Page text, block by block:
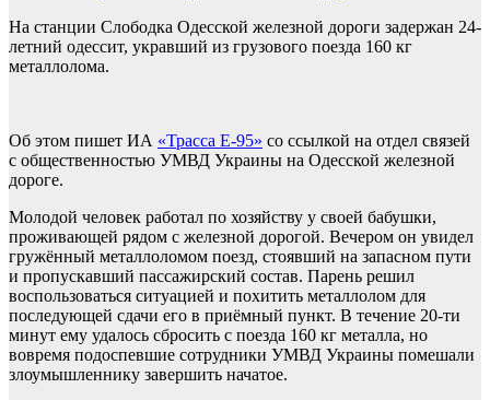
На станции Слободка Одесской железной дороги задержан 24-
летний одессит, укравший из грузового поезда 160 кг
металлолома.
Об этом пишет ИА «Трасса Е-95» со ссылкой на отдел связей
с общественностью УМВД Украины на Одесской железной
дороге.
Молодой человек работал по хозяйству у своей бабушки,
проживающей рядом с железной дорогой. Вечером он увидел
гружённый металлоломом поезд, стоявший на запасном пути
и пропускавший пассажирский состав. Парень решил
воспользоваться ситуацией и похитить металлолом для
последующей сдачи его в приёмный пункт. В течение 20-ти
минут ему удалось сбросить с поезда 160 кг металла, но
вовремя подоспевшие сотрудники УМВД Украины помешали
злоумышленнику завершить начатое.